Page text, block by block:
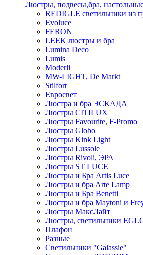
Люстры, подвесы,бра,
REDIGLE светильники из
Evoluce
FERON
LEEK люстры и бра
Lumina Deco
Lumis
Moderli
MW-LIGHT, De Markt
Stilfort
Евросвет
Люстра и бра ЭСКАДА
Люстры CITILUX
Люстры Favourite, F-Promo
Люстры Globo
Люстры Kink Light
Люстры Lussole
Люстры Rivoli, ЭРА
Люстры ST LUCE
Люстры и Бра Artis Luce
Люстры и бра Arte Lamp
Люстры и Бра Benetti
Люстры и бра Maytoni и
Люстры МаксЛайт
Люстры, светильники
Плафон
Разные
Светильники "Galassie"